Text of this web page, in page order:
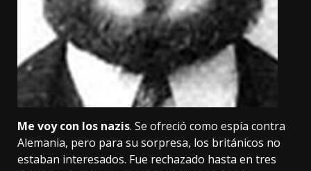
Me voy con los nazis. Se ofreció como espía contra
Alemania, pero para su sorpresa, los británicos no
estaban interesados. Fue rechazado hasta en tres